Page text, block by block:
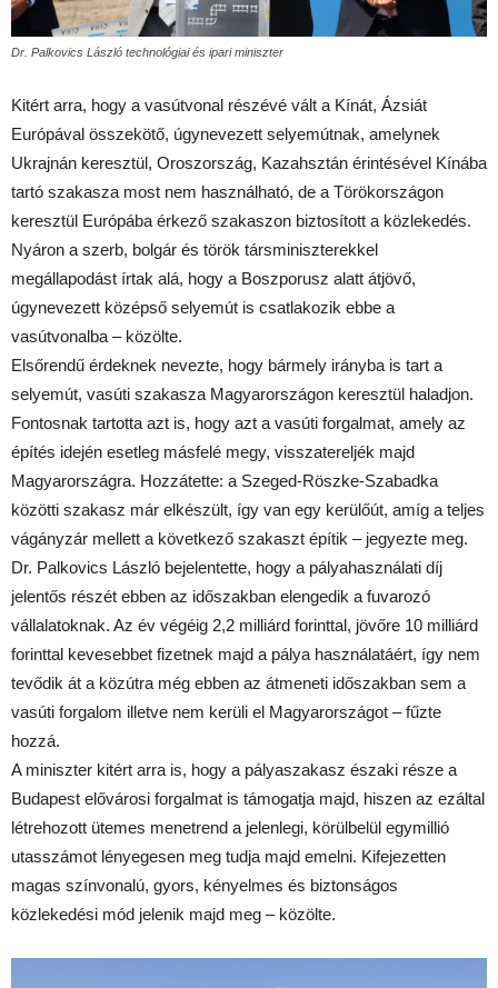
Dr. Palkovics László technológiai és ipari miniszter
Kitért arra, hogy a vasútvonal részévé vált a Kínát, Ázsiát
Európával összekötő, úgynevezett selyemútnak, amelynek
Ukrajnán keresztül, Oroszország, Kazahsztán érintésével Kínába
tartó szakasza most nem használható, de a Törökországon
keresztül Európába érkező szakaszon biztosított a közlekedés.
Nyáron a szerb, bolgár és török társminiszterekkel
megállapodást írtak alá, hogy a Boszporusz alatt átjövő,
úgynevezett középső selyemút is csatlakozik ebbe a
vasútvonalba – közölte.
Elsőrendű érdeknek nevezte, hogy bármely irányba is tart a
selyemút, vasúti szakasza Magyarországon keresztül haladjon.
Fontosnak tartotta azt is, hogy azt a vasúti forgalmat, amely az
építés idején esetleg másfelé megy, visszatereljék majd
Magyarországra. Hozzátette: a Szeged-Röszke-Szabadka
közötti szakasz már elkészült, így van egy kerülőút, amíg a teljes
vágányzár mellett a következő szakaszt építik – jegyezte meg.
Dr. Palkovics László bejelentette, hogy a pályahasználati díj
jelentős részét ebben az időszakban elengedik a fuvarozó
vállalatoknak. Az év végéig 2,2 milliárd forinttal, jövőre 10 milliárd
forinttal kevesebbet fizetnek majd a pálya használatáért, így nem
tevődik át a közútra még ebben az átmeneti időszakban sem a
vasúti forgalom illetve nem kerüli el Magyarországot – fűzte
hozzá.
A miniszter kitért arra is, hogy a pályaszakasz északi része a
Budapest elővárosi forgalmat is támogatja majd, hiszen az ezáltal
létrehozott ütemes menetrend a jelenlegi, körülbelül egymillió
utasszámot lényegesen meg tudja majd emelni. Kifejezetten
magas színvonalú, gyors, kényelmes és biztonságos
közlekedési mód jelenik majd meg – közölte.